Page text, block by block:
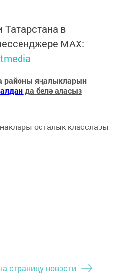
Татарстана в
MАХ:
районы яңалыкларын
да белә аласыз
страницу новости